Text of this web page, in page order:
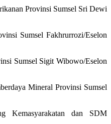
Provinsi Sumsel Sri Dewi
Sumsel Fakhrurrozi/Eselon
Sumsel Sigit Wibowo/Eselon
Mineral Provinsi Sumsel
Kemasyarakatan dan SDM